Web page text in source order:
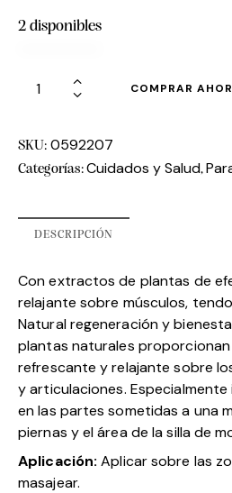
2 disponibles
COMPRAR
SKU: 0592207
Categorías:Cuidados y Salud,
DESCRIPCIÓN
Con extractos de plantas de
relajante sobre músculos,
Natural regeneración y
plantas naturales
refrescante y relajante sobre
y articulaciones.
en las partes sometidas a una
piernas y el área de la silla de
Aplicación: Aplicar sobre las
masajear.